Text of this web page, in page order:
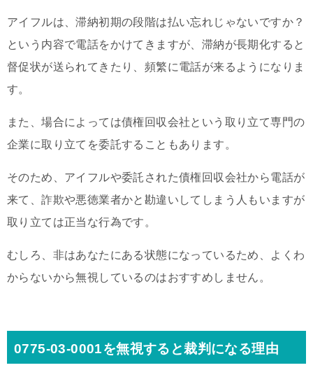
アイフルは、滞納初期の段階は払い忘れじゃないですか？
という内容で電話をかけてきますが、滞納が長期化すると
督促状が送られてきたり、頻繁に電話が来るようになりま
す。
また、場合によっては債権回収会社という取り立て専門の
企業に取り立てを委託することもあります。
そのため、アイフルや委託された債権回収会社から電話が
来て、詐欺や悪徳業者かと勘違いしてしまう人もいますが
取り立ては正当な行為です。
むしろ、非はあなたにある状態になっているため、よくわ
からないから無視しているのはおすすめしません。
0775-03-0001を無視すると裁判になる理由